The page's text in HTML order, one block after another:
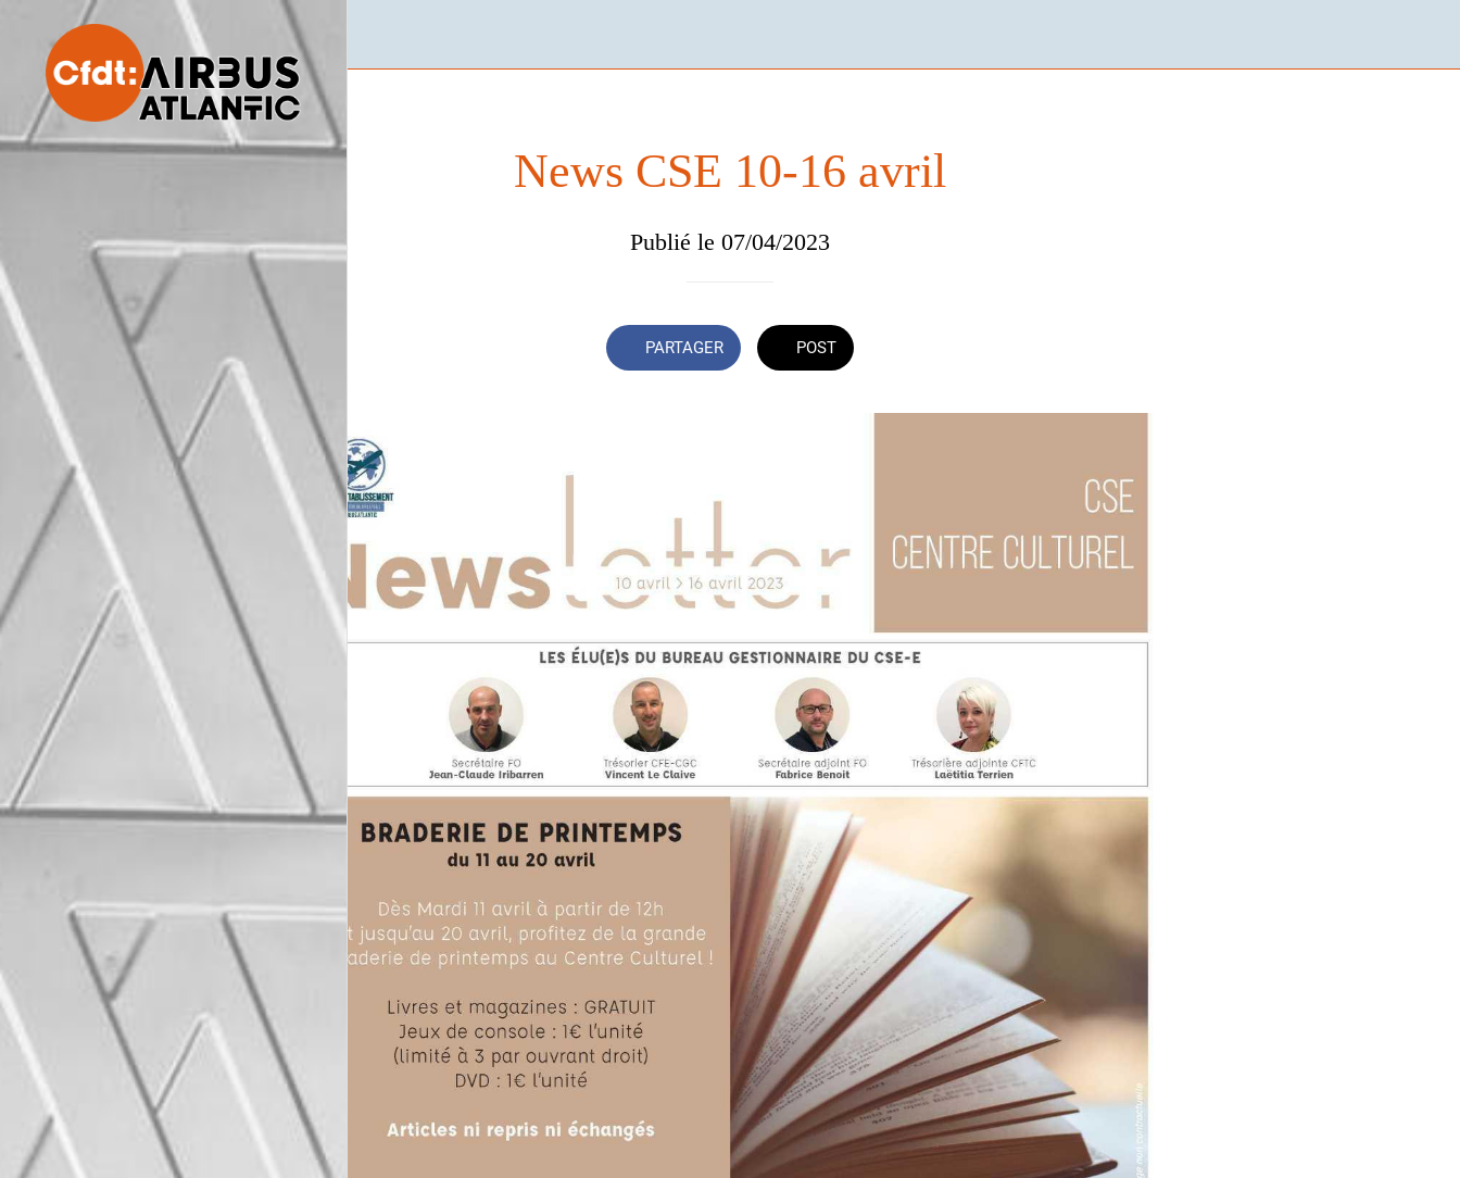
News CSE 10-16 avril
Publié le 07/04/2023
PARTAGER POST